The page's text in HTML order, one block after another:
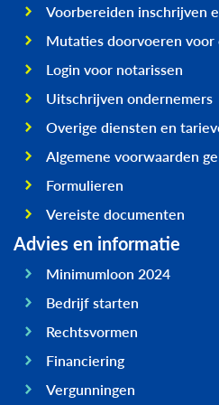
Voorbereiden inschrijven
Mutaties doorvoeren voor
Login voor notarissen
Uitschrijven ondernemers
Overige diensten en
Algemene voorwaarden
Formulieren
Vereiste documenten
Advies en informatie
Minimumloon 2024
Bedrijf starten
Rechtsvormen
Financiering
Vergunningen